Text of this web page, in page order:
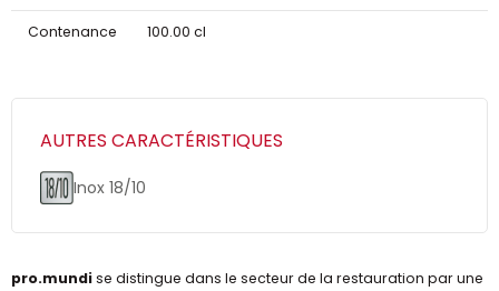
Contenance 100.00 cl
AUTRES CARACTÉRISTIQUES
Inox 18/10
pro.mundise distingue dans le secteur de la restauration par une